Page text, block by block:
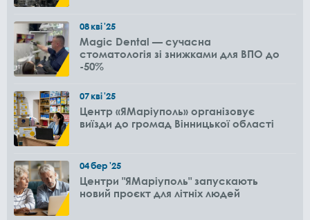
08кві'25
Magic Dental — сучасна
стоматологія зі знижками для ВПО до
-50%
07кві'25
Центр «ЯМаріуполь» організовує
виїзди до громад Вінницької області
04бер'25
Центри "ЯМаріуполь" запускають
новий проєкт для літніх людей